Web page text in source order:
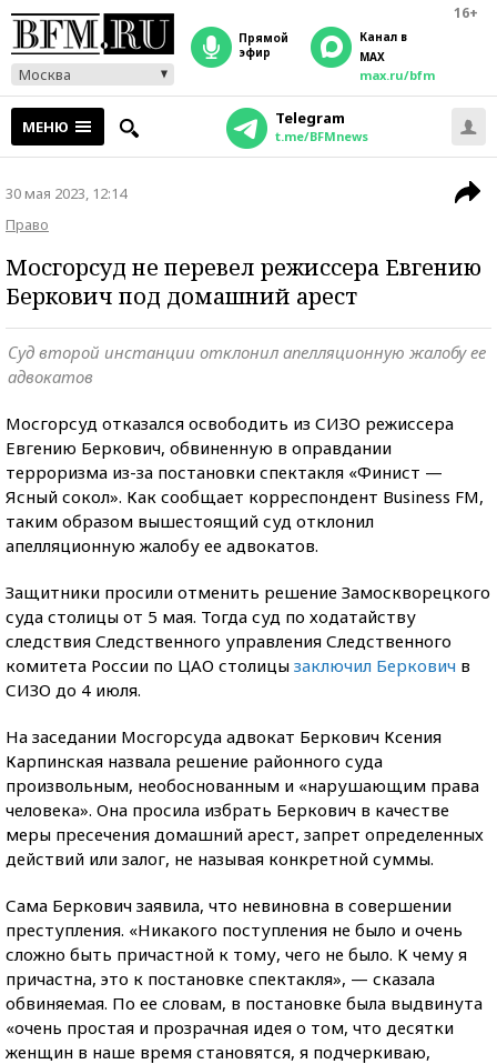
16+
Москва
прямой
эфир
Канал в
MAX
max.ru/bfm
МЕНЮ Telegram
t.me/BFMnews
30 мая 2023, 12:14
Право
Мосгорсуд не перевел режиссера Евгению
Беркович под домашний арест
Суд второй инстанции отклонил апелляционную жалобу ее
адвокатов
Мосгорсуд отказался освободить из СИЗО режиссера
Евгению Беркович, обвиненную в оправдании
терроризма из-за постановки спектакля «Финист —
Ясный сокол». Как сообщает корреспондент Business FM,
таким образом вышестоящий суд отклонил
апелляционную жалобу ее адвокатов.
Защитники просили отменить решение Замоскворецкого
суда столицы от 5 мая. Тогда суд по ходатайству
следствия Следственного управления Следственного
комитета России по ЦАО столицы заключил Беркович в
СИЗО до 4 июля.
На заседании Мосгорсуда адвокат Беркович Ксения
Карпинская назвала решение районного суда
произвольным, необоснованным и «нарушающим права
человека». Она просила избрать Беркович в качестве
меры пресечения домашний арест, запрет определенных
действий или залог, не называя конкретной суммы.
Сама Беркович заявила, что невиновна в совершении
преступления. «Никакого поступления не было и очень
сложно быть причастной к тому, чего не было. К чему я
причастна, это к постановке спектакля», — сказала
обвиняемая. По ее словам, в постановке была выдвинута
«очень простая и прозрачная идея о том, что десятки
женщин в наше время становятся, я подчеркиваю,